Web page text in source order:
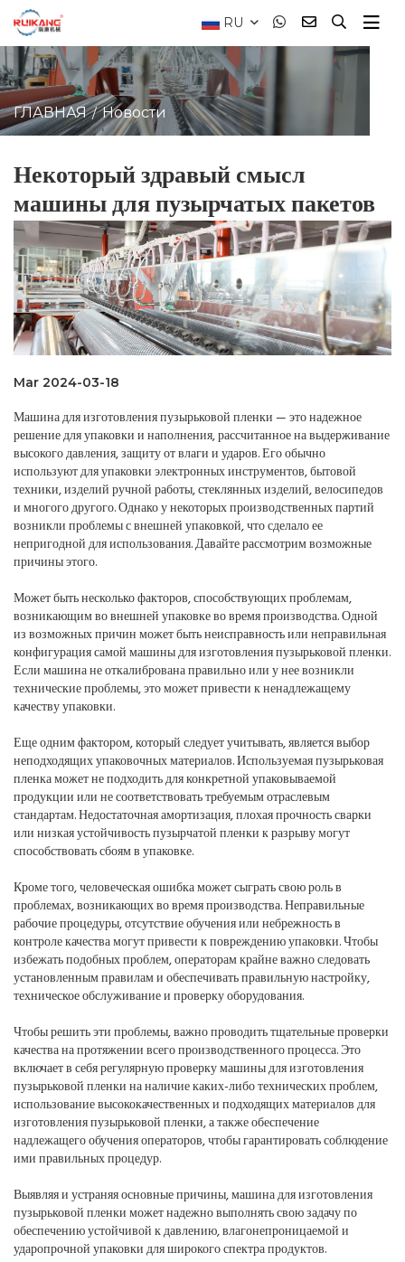
RU
ГЛАВНАЯ Новости
Некоторый здравый смысл
машины для пузырчатых пакетов
Mar 2024-03-18
Машина для изготовления пузырьковой пленки — это надежное
решение для упаковки и наполнения, рассчитанное на выдерживание
высокого давления, защиту от влаги и ударов. Его обычно
используют для упаковки электронных инструментов, бытовой
техники, изделий ручной работы, стеклянных изделий, велосипедов
и многого другого. Однако у некоторых производственных партий
возникли проблемы с внешней упаковкой, что сделало ее
непригодной для использования. Давайте рассмотрим возможные
причины этого.
Может быть несколько факторов, способствующих проблемам,
возникающим во внешней упаковке во время производства. Одной
из возможных причин может быть неисправность или неправильная
конфигурация самой машины для изготовления пузырьковой пленки.
Если машина не откалибрована правильно или у нее возникли
технические проблемы, это может привести к ненадлежащему
качеству упаковки.
Еще одним фактором, который следует учитывать, является выбор
неподходящих упаковочных материалов. Используемая пузырьковая
пленка может не подходить для конкретной упаковываемой
продукции или не соответствовать требуемым отраслевым
стандартам. Недостаточная амортизация, плохая прочность сварки
или низкая устойчивость пузырчатой пленки к разрыву могут
способствовать сбоям в упаковке.
Кроме того, человеческая ошибка может сыграть свою роль в
проблемах, возникающих во время производства. Неправильные
рабочие процедуры, отсутствие обучения или небрежность в
контроле качества могут привести к повреждению упаковки. Чтобы
избежать подобных проблем, операторам крайне важно следовать
установленным правилам и обеспечивать правильную настройку,
техническое обслуживание и проверку оборудования.
Чтобы решить эти проблемы, важно проводить тщательные проверки
качества на протяжении всего производственного процесса. Это
включает в себя регулярную проверку машины для изготовления
пузырьковой пленки на наличие каких-либо технических проблем,
использование высококачественных и подходящих материалов для
изготовления пузырьковой пленки, а также обеспечение
надлежащего обучения операторов, чтобы гарантировать соблюдение
ими правильных процедур.
Выявляя и устраняя основные причины, машина для изготовления
пузырьковой пленки может надежно выполнять свою задачу по
обеспечению устойчивой к давлению, влагонепроницаемой и
ударопрочной упаковки для широкого спектра продуктов.